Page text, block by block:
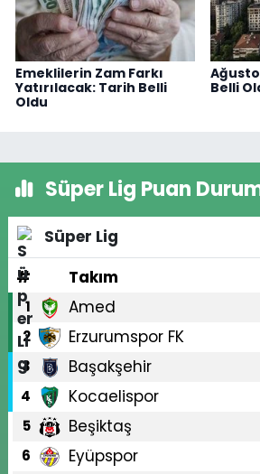
Emeklilerin Zam Farkı
Yatırılacak: Tarih Belli
Oldu
Belli
Süper Lig Puan
Süper Lig
#
Takım
1 Amed
2 Erzurumspor FK
3 Başakşehir
4 Kocaelispor
5 Beşiktaş
6 Eyüpspor